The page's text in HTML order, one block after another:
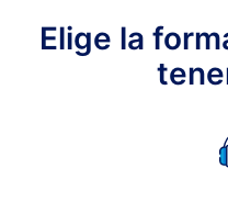
Elige la